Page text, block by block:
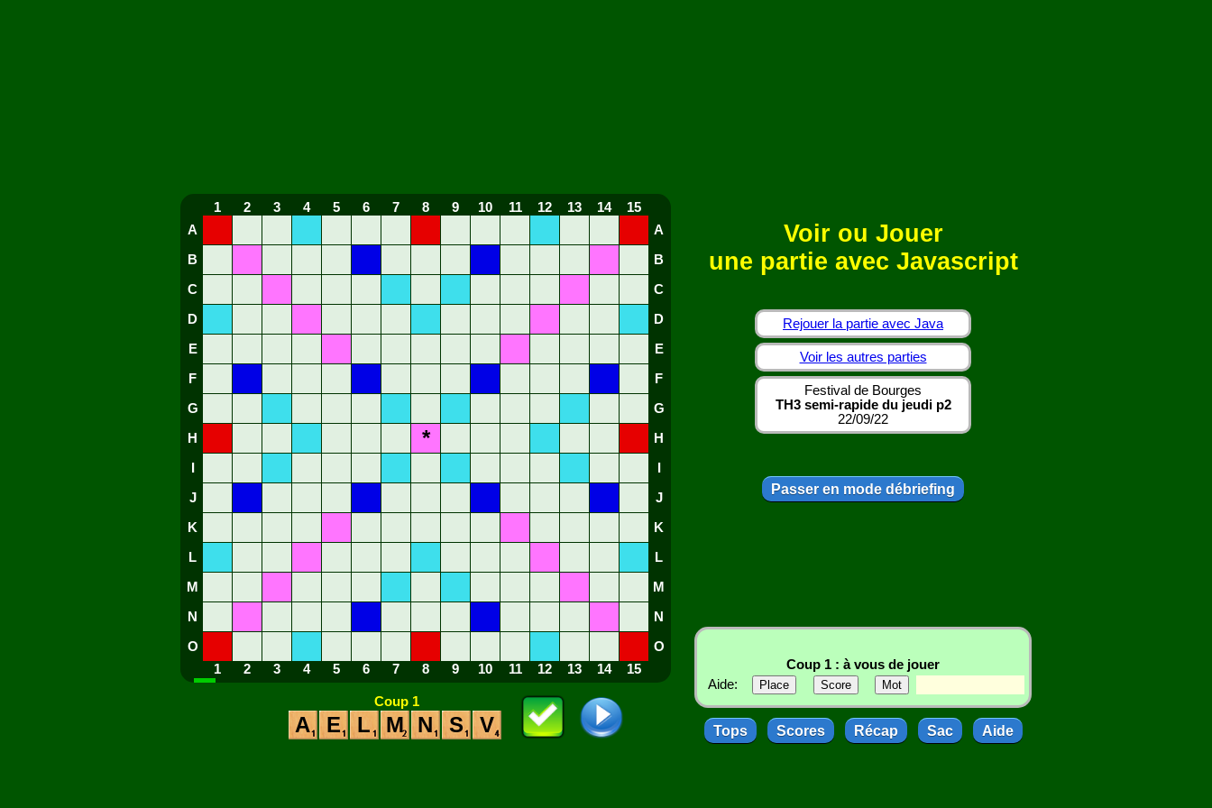
1 2 3 4 5 6 7 8 9 10 11 12 13 14
15
A
A
B B
C C
D D
E E
F F
G G
H * H
J J
K K
L L
M M
N N
O
O
1
2 3 4 5 6 7 8 9 10 11 12 13 14 15
Coup 1
A E L M N S V
Voir ou Jouer
une partie avec Javascript
Rejouer la partie avec Java
Voir les autres parties
Festival de Bourges
TH3 semi-rapide du jeudi p2
22/09/22
Passer en mode débriefing
Coup 1 : à vous de jouer
Aide:
Tops Scores Récap Sac Aide